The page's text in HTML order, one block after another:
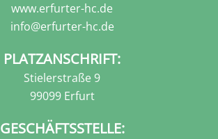
PLATZANSCHRIFT:
Stielerstraße 9
99099 Erfurt
www.erfurter-hc.de
info@erfurter-hc.de
GESCHÄFTSSTELLE: